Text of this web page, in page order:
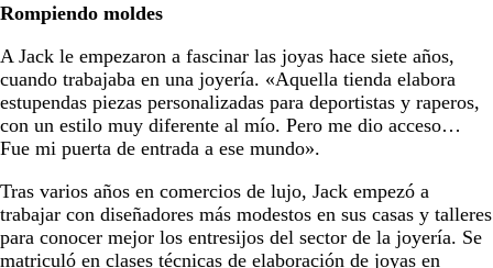
Rompiendo moldes
A Jack le empezaron a fascinar las joyas hace siete años,
cuando trabajaba en una joyería. «Aquella tienda elabora
estupendas piezas personalizadas para deportistas y raperos,
con un estilo muy diferente al mío. Pero me dio acceso…
Fue mi puerta de entrada a ese mundo».
Tras varios años en comercios de lujo, Jack empezó a
trabajar con diseñadores más modestos en sus casas y talleres
para conocer mejor los entresijos del sector de la joyería. Se
matriculó en clases técnicas de elaboración de joyas en